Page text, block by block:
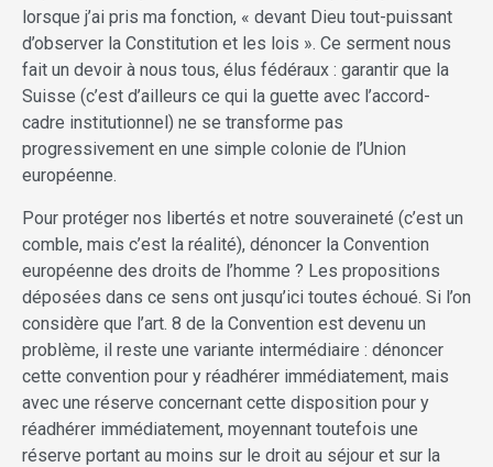
lorsque j’ai pris ma fonction, « devant Dieu tout-puissant
d’observer la Constitution et les lois ». Ce serment nous
fait un devoir à nous tous, élus fédéraux : garantir que la
Suisse (c’est d’ailleurs ce qui la guette avec l’accord-
cadre institutionnel) ne se transforme pas
progressivement en une simple colonie de l’Union
européenne.
Pour protéger nos libertés et notre souveraineté (c’est un
comble, mais c’est la réalité), dénoncer la Convention
européenne des droits de l’homme ? Les propositions
déposées dans ce sens ont jusqu’ici toutes échoué. Si l’on
considère que l’art. 8 de la Convention est devenu un
problème, il reste une variante intermédiaire : dénoncer
cette convention pour y réadhérer immédiatement, mais
avec une réserve concernant cette disposition pour y
réadhérer immédiatement, moyennant toutefois une
réserve portant au moins sur le droit au séjour et sur la